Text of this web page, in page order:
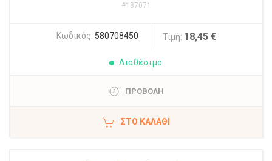
#187071
Κωδικός: 580708450 Τιμή: 18,45 €
Διαθέσιμο
ΠΡΟΒΟΛΗ
ΣΤΟ ΚΑΛΆΘΙ